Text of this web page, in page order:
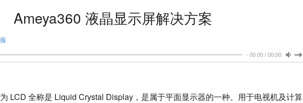
Ameya360 液晶显示屏解决方案
- 00:00 / 00:00
LCD 全称是 Liquid Crystal Display，是属于平面显示器的一种。用于电视机及计算